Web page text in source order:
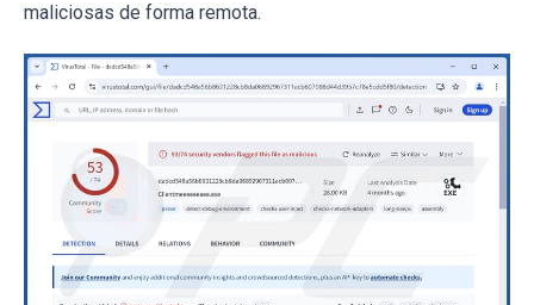
maliciosas de forma remota.